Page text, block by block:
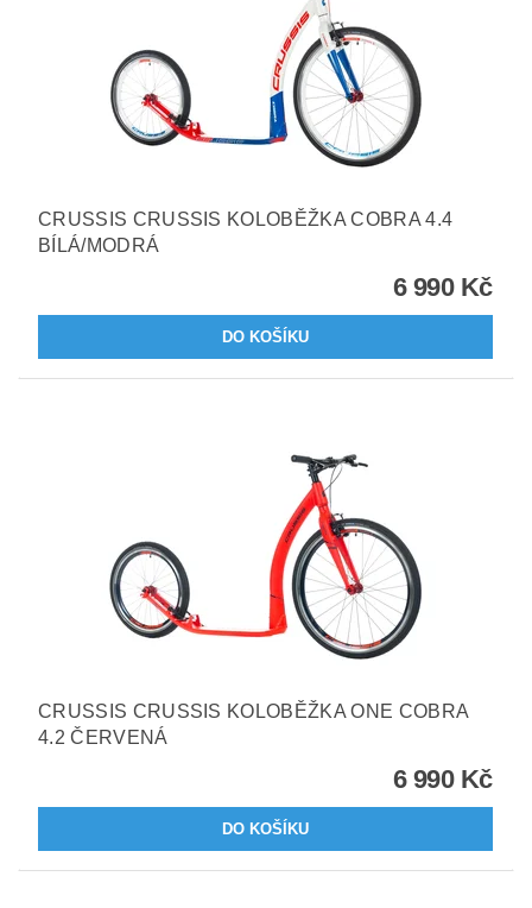
CRUSSIS CRUSSIS KOLOBĚŽKA COBRA 4.4
BÍLÁ/MODRÁ
6 990 Kč
CRUSSIS CRUSSIS KOLOBĚŽKA ONE COBRA
4.2 ČERVENÁ
6 990 Kč